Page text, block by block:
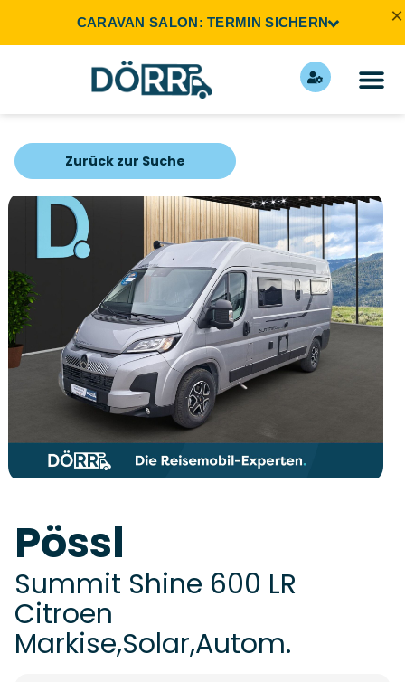
Zurück zur Suche
Pössl
Summit Shine 600 LR
Citroen
Markise,Solar,Autom.
CARAVAN SALON: TERMIN SICHERN ×